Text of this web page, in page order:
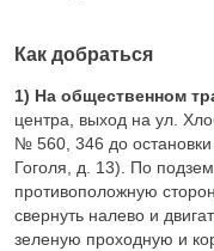
Как добраться
1) На общественном
центра, выход на ул.
№ 560, 346 до остановки
Гоголя, д. 13). По
противоположную
свернуть налево и
зеленую проходную и